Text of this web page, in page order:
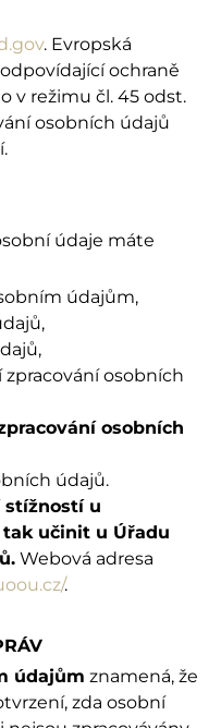
. Evropská
ochraně
v režimu čl. 45 odst.
osobních údajů
údaje máte
údajům,
osobních
osobních
údajů.
stížností u
tak učinit u Úřadu
Webová adresa
.
údajům znamená, že
zda osobní